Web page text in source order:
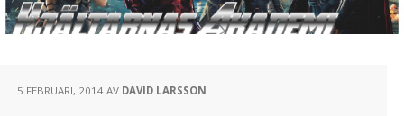
5 FEBRUARI, 2014 AV DAVID LARSSON